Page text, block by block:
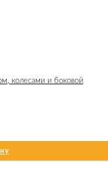
колесами и боковой